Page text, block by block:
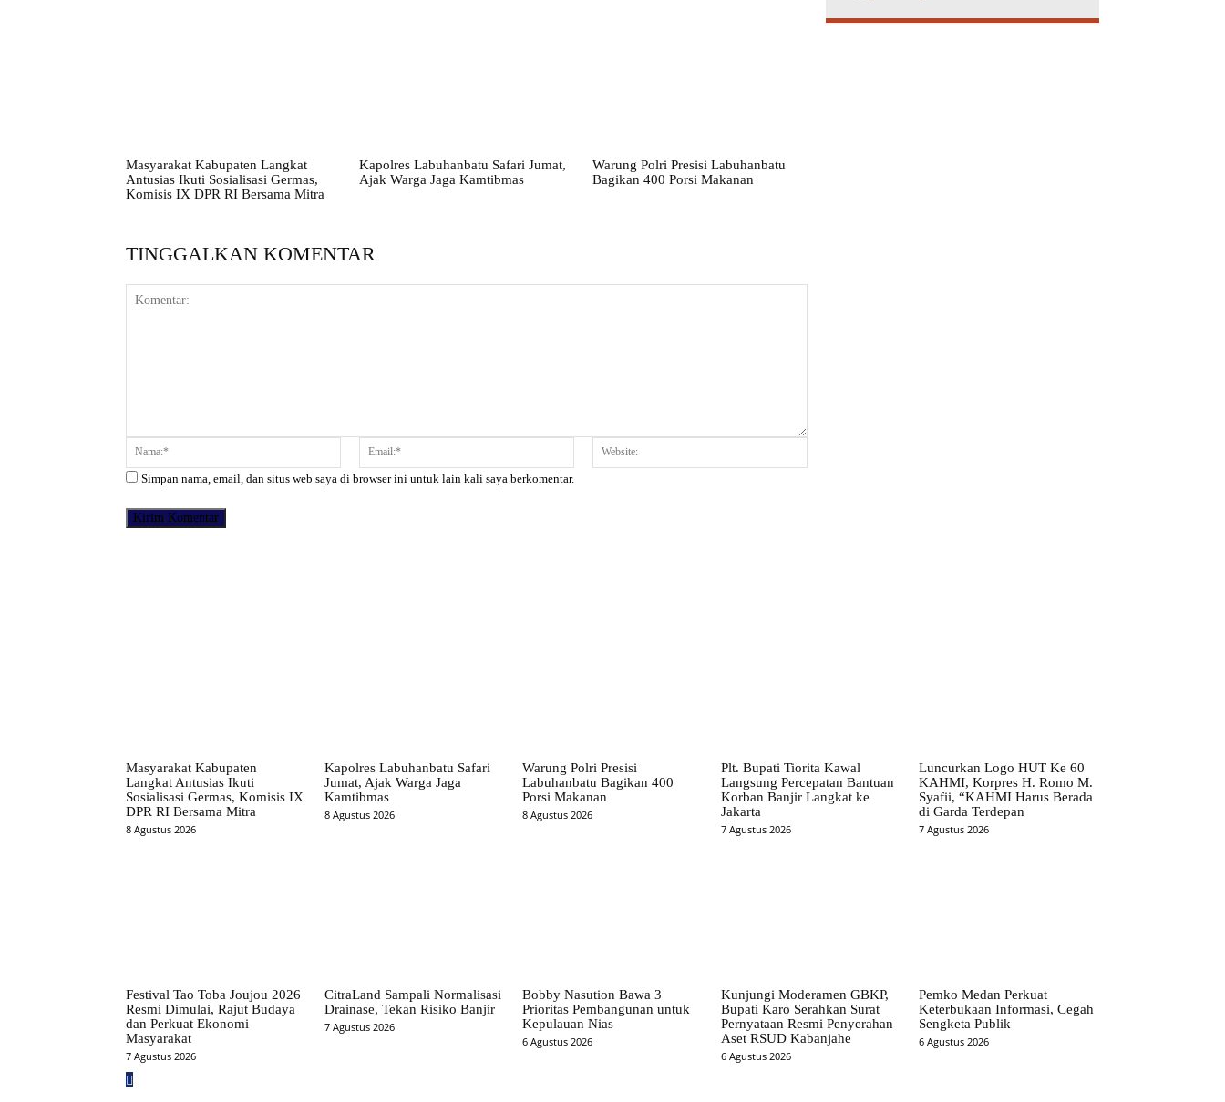
Masyarakat Kabupaten Langkat
Antusias Ikuti Sosialisasi Germas,
Komisis IX DPR RI Bersama Mitra
Kapolres Labuhanbatu Safari Jumat,
Ajak Warga Jaga Kamtibmas
Warung Polri Presisi Labuhanbatu
Bagikan 400 Porsi Makanan
TINGGALKAN KOMENTAR
Komentar: Nama:* Email:*
Simpan nama, email, dan situs web saya di browser ini untuk lain kali saya berkomentar.
Masyarakat Kabupaten
Langkat Antusias Ikuti
Sosialisasi Germas, Komisis IX
DPR RI Bersama Mitra
8 Agustus 2026
Kapolres Labuhanbatu Safari
Jumat, Ajak Warga Jaga
Kamtibmas
8 Agustus 2026
Warung Polri Presisi
Labuhanbatu Bagikan 400
Porsi Makanan
8 Agustus 2026
Plt. Bupati Tiorita Kawal
Langsung Percepatan Bantuan
Korban Banjir Langkat ke
Jakarta
7 Agustus 2026
Luncurkan Logo HUT Ke 60
KAHMI, Korpres H. Romo M.
Syafii, “KAHMI Harus Berada
di Garda Terdepan
7 Agustus 2026
Festival Tao Toba Joujou 2026
Resmi Dimulai, Rajut Budaya
dan Perkuat Ekonomi
Masyarakat
7 Agustus 2026
CitraLand Sampali Normalisasi
Drainase, Tekan Risiko Banjir
7 Agustus 2026
Bobby Nasution Bawa 3
Prioritas Pembangunan untuk
Kepulauan Nias
6 Agustus 2026
Kunjungi Moderamen GBKP,
Bupati Karo Serahkan Surat
Pernyataan Resmi Penyerahan
Aset RSUD Kabanjahe
6 Agustus 2026
Pemko Medan Perkuat
Keterbukaan Informasi, Cegah
Sengketa Publik
6 Agustus 2026